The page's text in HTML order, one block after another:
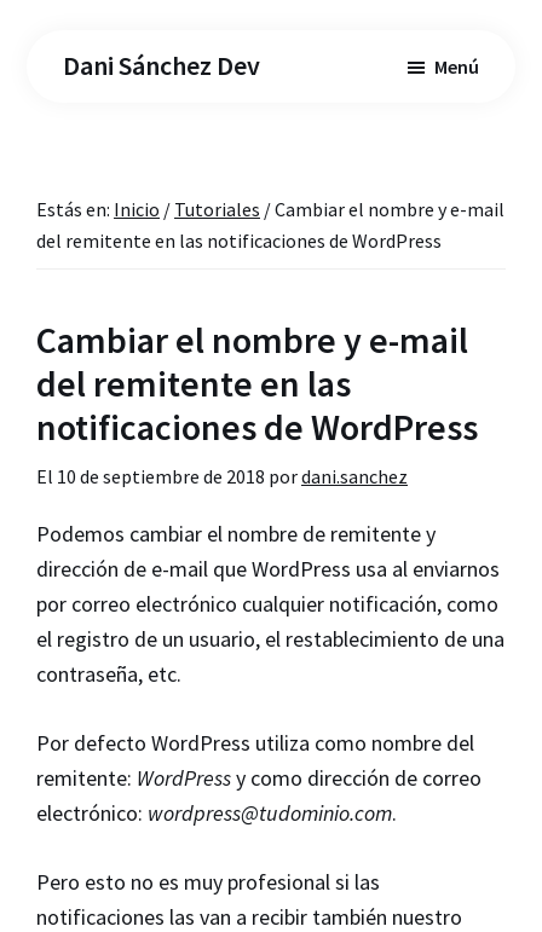
Dani Sánchez Dev Menú
Estás en: Inicio / Tutoriales /Cambiar el nombre y e-mail
del remitente en las notificaciones de WordPress
Cambiar el nombre y e-mail
del remitente en las
notificaciones de WordPress
El 10 de septiembre de 2018 pordani.sanchez
Podemos cambiar el nombre de remitente y
dirección de e-mail que WordPress usa al enviarnos
por correo electrónico cualquier notificación, como
el registro de un usuario, el restablecimiento de una
contraseña, etc.
Por defecto WordPress utiliza como nombre del
remitente: WordPressy como dirección de correo
electrónico: wordpress@tudominio.com.
Pero esto no es muy profesional si las
notificaciones las van a recibir también nuestro